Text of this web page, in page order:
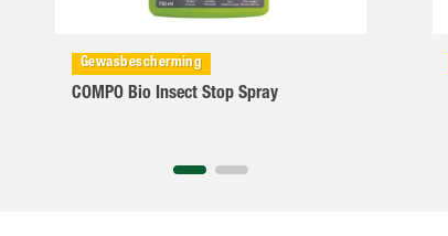
Gewasbescherming
COMPO Bio Insect Stop Spray